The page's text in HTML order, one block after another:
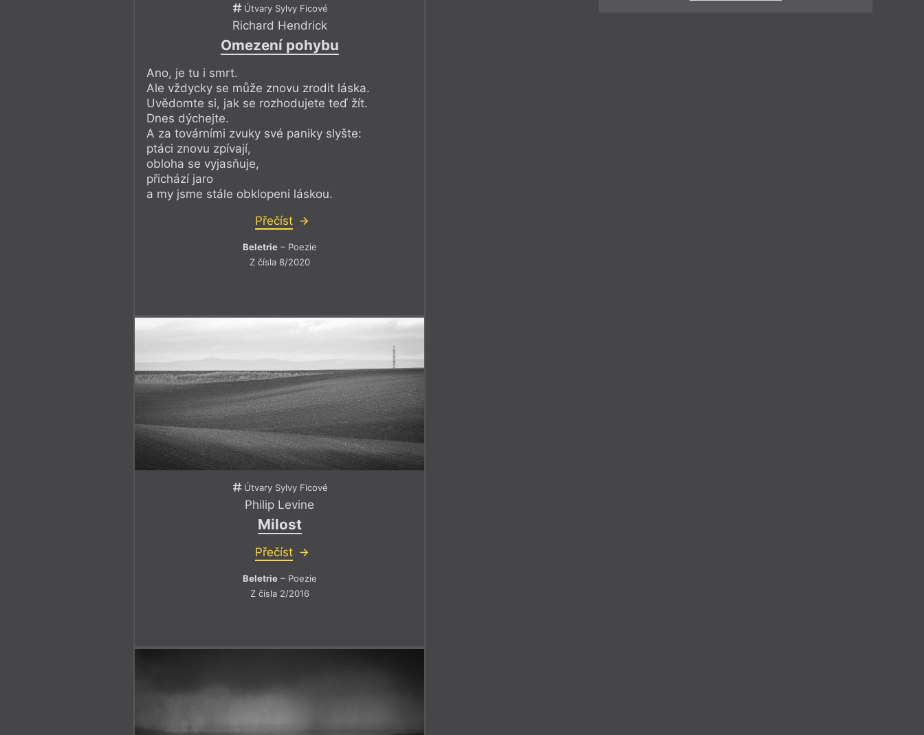
Útvary Sylvy Ficové
Richard Hendrick
Omezení pohybu
Ano, je tu i smrt.
Ale vždycky se může znovu zrodit láska.
Uvědomte si, jak se rozhodujete teď žít.
Dnes dýchejte.
A za továrními zvuky své paniky slyšte:
ptáci znovu zpívají,
obloha se vyjasňuje,
přichází jaro
a my jsme stále obklopeni láskou.
Přečíst
Beletrie– Poezie
Z čísla 8/2020
Útvary Sylvy Ficové
Philip Levine
Milost
Přečíst
Beletrie– Poezie
Z čísla 2/2016